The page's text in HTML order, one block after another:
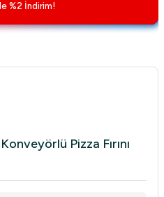
%2 İndirim!
Pizza Fırını